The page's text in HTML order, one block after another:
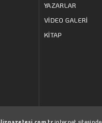
YAZARLAR
VİDEO GALERİ
KİTAP
internet sitesinde